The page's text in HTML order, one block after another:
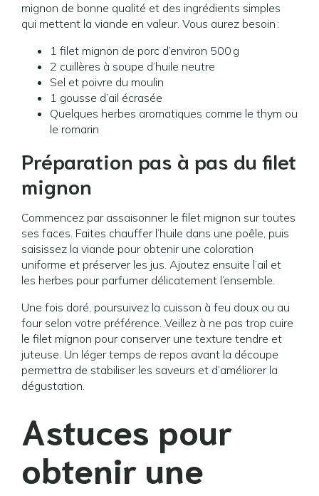
mignon de bonne qualité et des ingrédients simples
qui mettent la viande en valeur. Vous aurez besoin :
1 filet mignon de porc d’environ 500 g
2 cuillères à soupe d’huile neutre
Sel et poivre du moulin
1 gousse d’ail écrasée
Quelques herbes aromatiques comme le thym ou
le romarin
Préparation pas à pas du filet
mignon
Commencez par assaisonner le filet mignon sur toutes
ses faces. Faites chauffer l’huile dans une poêle, puis
saisissez la viande pour obtenir une coloration
uniforme et préserver les jus. Ajoutez ensuite l’ail et
les herbes pour parfumer délicatement l’ensemble.
Une fois doré, poursuivez la cuisson à feu doux ou au
four selon votre préférence. Veillez à ne pas trop cuire
le filet mignon pour conserver une texture tendre et
juteuse. Un léger temps de repos avant la découpe
permettra de stabiliser les saveurs et d’améliorer la
dégustation.
Astuces pour
obtenir une